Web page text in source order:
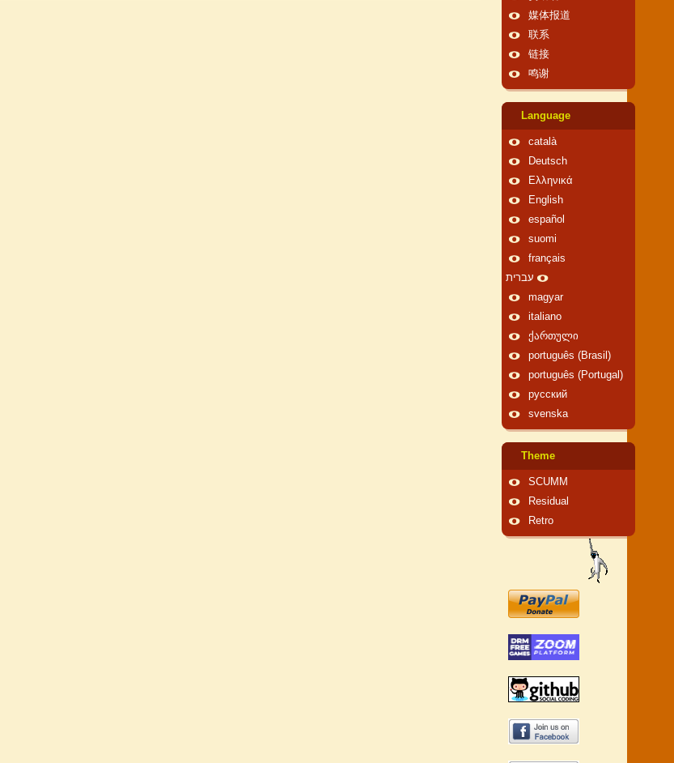
媒体报道
联系
链接
鸣谢
Language
català
Deutsch
Ελληνικά
English
español
suomi
français
עברית
magyar
italiano
ქართული
português (Brasil)
português (Portugal)
русский
svenska
Theme
SCUMM
Residual
Retro